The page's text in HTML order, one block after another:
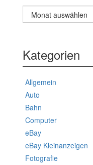
Archiv
Kategorien
Allgemein
Auto
Bahn
Computer
eBay
eBay Kleinanzeigen
Fotografie